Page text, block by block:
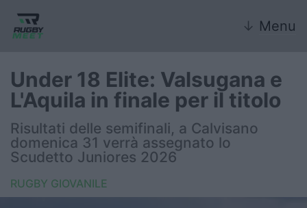
↓ Menu
Nazionale
Nazionali giovanili
Rugby Sevens
Under 18 Elite: Valsugana e
L'Aquila in finale per il titolo
Risultati delle semifinali, a Calvisano
domenica 31 verrà assegnato lo
Scudetto Juniores 2026
RUGBY GIOVANILE